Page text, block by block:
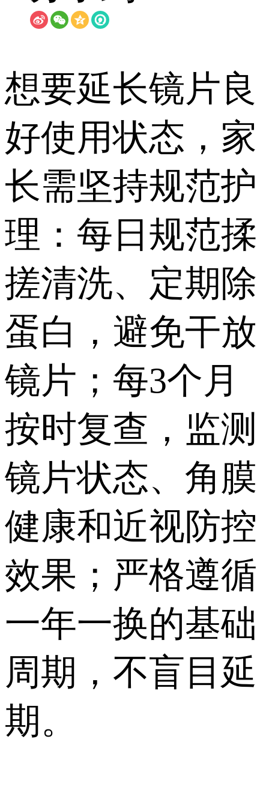
想要延长镜片良
好使用状态，家
长需坚持规范护
理：每日规范揉
搓清洗、定期除
蛋白，避免干放
镜片；每3个月
按时复查，监测
镜片状态、角膜
健康和近视防控
效果；严格遵循
一年一换的基础
周期，不盲目延
期。